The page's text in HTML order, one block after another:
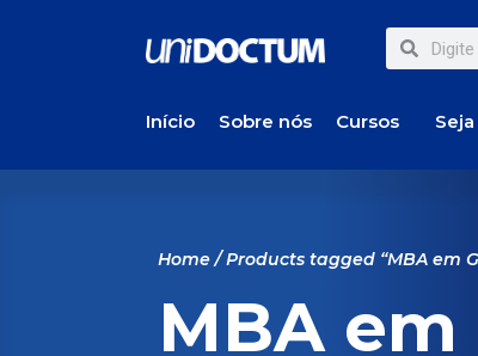
Início Sobre nós Cursos
Home/ Products tagged “MBA em
MBA